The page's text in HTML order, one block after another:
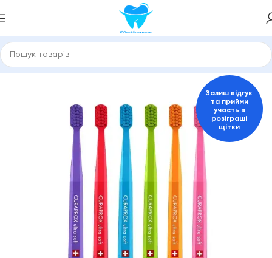
Зубні щітки та міжзубні йоржики Зубні щітки Curaprox
Залиш відгук
та прийми
участь в
розіграші
щітки